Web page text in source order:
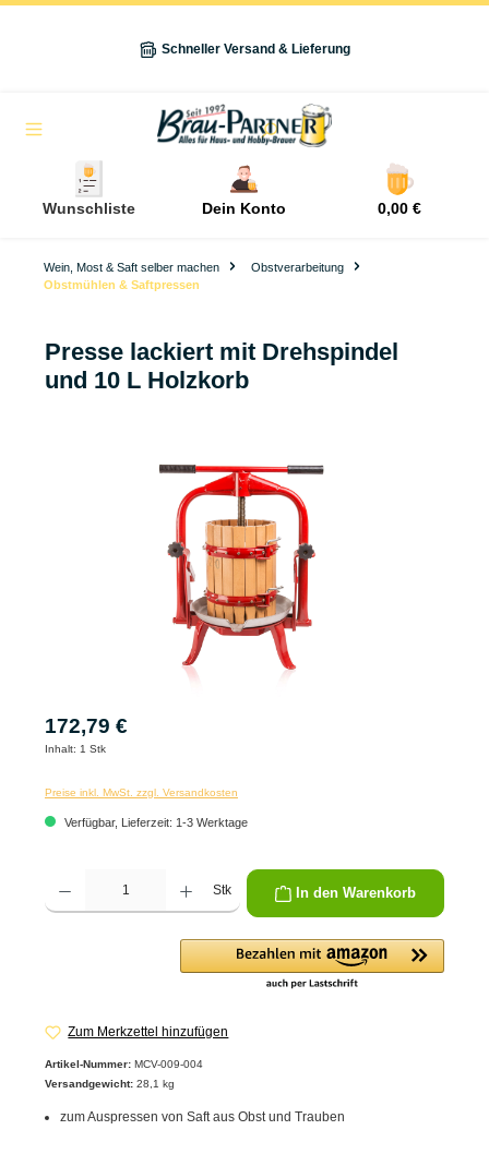
Schneller Versand & Lieferung
Wunschliste Dein Konto 0,00 €
Wein, Most & Saft selber machen
Obstverarbeitung
Obstmühlen & Saftpressen
Presse lackiert mit Drehspindel
und 10 L Holzkorb
172,79 €
Inhalt: 1 Stk
Preise inkl. MwSt. zzgl. Versandkosten
Verfügbar, Lieferzeit: 1-3 Werktage
Produkt Anzahl: Gib den gewünschten Wert ein oder benutze die Schaltflächen um
Stk In den Warenkorb
Zum Merkzettel hinzufügen
Artikel-Nummer: MCV-009-004
Versandgewicht: 28,1 kg
zum Auspressen von Saft aus Obst und Trauben